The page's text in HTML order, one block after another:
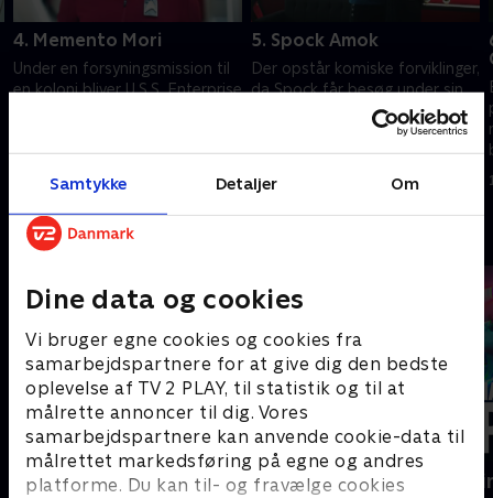
Samtykke Detaljer Om
Dine data og cookies
Vi bruger egne cookies og cookies fra
samarbejdspartnere for at give dig den bedste
oplevelse af TV 2 PLAY, til statistik og til at
målrette annoncer til dig. Vores
samarbejdspartnere kan anvende cookie-data til
målrettet markedsføring på egne og andres
platforme. Du kan til- og fravælge cookies
4. Memento Mori
Under en forsyningsmission til
en koloni bliver U.S.S. Enterprise
5. Spock Amok
Der opstår komiske forviklinger,
da Spock får besøg under sin
og kaptajn Pikes vigtige
forhandlinger med en ny og
usædvanlig race.
Andre så også
The Rainmaker Happy